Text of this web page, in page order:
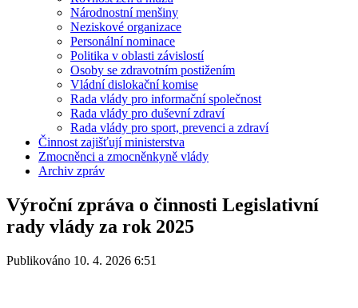
Národnostní menšiny
Neziskové organizace
Personální nominace
Politika v oblasti závislostí
Osoby se zdravotním postižením
Vládní dislokační komise
Rada vlády pro informační společnost
Rada vlády pro duševní zdraví
Rada vlády pro sport, prevenci a zdraví
Činnost zajišťují ministerstva
Zmocněnci a zmocněnkyně vlády
Archiv zpráv
Výroční zpráva o činnosti Legislativní
rady vlády za rok 2025
Publikováno 10. 4. 2026 6:51